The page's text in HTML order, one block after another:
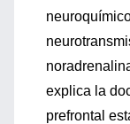
explica la
prefrontal